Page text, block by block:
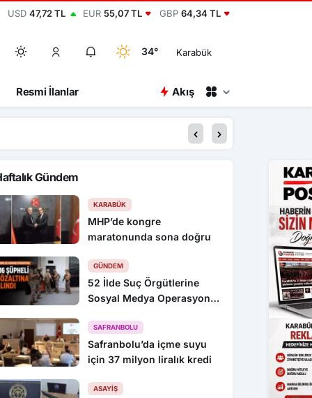
USD 47,72 TL EUR 55,07 TL GBP 64,34 TL
34° Karabük
Resmi İlanlar Akış
00:15 2 bin yıllık antik
Gündem
KARABÜK
MHP’de kongre
maratonunda sona doğru
GÜNDEM
52 İlde Suç Örgütlerine
Sosyal Medya Operasyonu:
SAFRANBOLU
Safranbolu’da içme suyu
için 37 milyon liralık kredi
ASAYIŞ